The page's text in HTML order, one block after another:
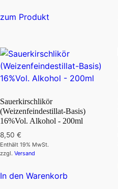
zum Produkt
Varianten
auf.
Die
können
auf
Sauerkirschlikör
(Weizenfeindestillat-Basis)
16%Vol. Alkohol - 200ml
8,50 €
Enthält 19% MwSt.
zzgl. Versand
In den Warenkorb